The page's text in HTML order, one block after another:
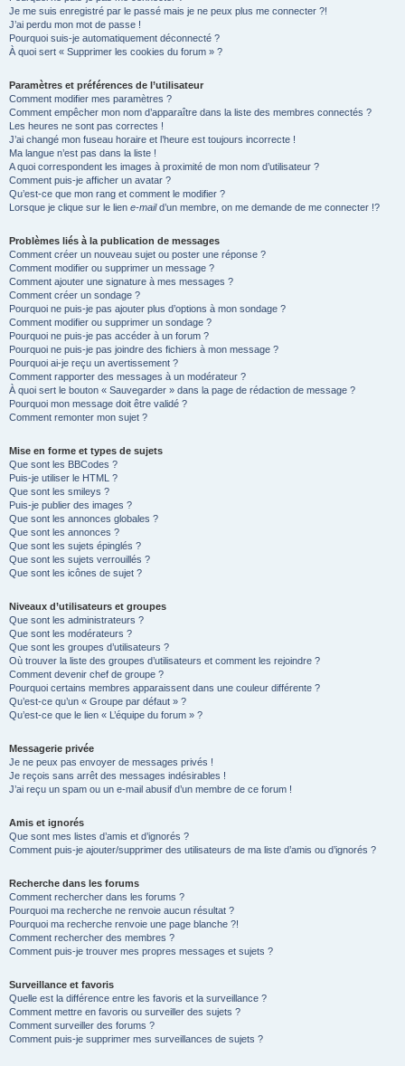
Je me suis enregistré par le passé mais je ne peux plus me connecter ?!
J’ai perdu mon mot de passe !
Pourquoi suis-je automatiquement déconnecté ?
À quoi sert « Supprimer les cookies du forum » ?
Paramètres et préférences de l’utilisateur
Comment modifier mes paramètres ?
Comment empêcher mon nom d’apparaître dans la liste des membres connectés ?
Les heures ne sont pas correctes !
J’ai changé mon fuseau horaire et l’heure est toujours incorrecte !
Ma langue n’est pas dans la liste !
A quoi correspondent les images à proximité de mon nom d’utilisateur ?
Comment puis-je afficher un avatar ?
Qu’est-ce que mon rang et comment le modifier ?
Lorsque je clique sur le lien e-maild’un membre, on me demande de me connecter !?
Problèmes liés à la publication de messages
Comment créer un nouveau sujet ou poster une réponse ?
Comment modifier ou supprimer un message ?
Comment ajouter une signature à mes messages ?
Comment créer un sondage ?
Pourquoi ne puis-je pas ajouter plus d’options à mon sondage ?
Comment modifier ou supprimer un sondage ?
Pourquoi ne puis-je pas accéder à un forum ?
Pourquoi ne puis-je pas joindre des fichiers à mon message ?
Pourquoi ai-je reçu un avertissement ?
Comment rapporter des messages à un modérateur ?
À quoi sert le bouton « Sauvegarder » dans la page de rédaction de message ?
Pourquoi mon message doit être validé ?
Comment remonter mon sujet ?
Mise en forme et types de sujets
Que sont les BBCodes ?
Puis-je utiliser le HTML ?
Que sont les smileys ?
Puis-je publier des images ?
Que sont les annonces globales ?
Que sont les annonces ?
Que sont les sujets épinglés ?
Que sont les sujets verrouillés ?
Que sont les icônes de sujet ?
Niveaux d’utilisateurs et groupes
Que sont les administrateurs ?
Que sont les modérateurs ?
Que sont les groupes d’utilisateurs ?
Où trouver la liste des groupes d’utilisateurs et comment les rejoindre ?
Comment devenir chef de groupe ?
Pourquoi certains membres apparaissent dans une couleur différente ?
Qu’est-ce qu’un « Groupe par défaut » ?
Qu’est-ce que le lien « L’équipe du forum » ?
Messagerie privée
Je ne peux pas envoyer de messages privés !
Je reçois sans arrêt des messages indésirables !
J’ai reçu un spam ou un e-mail abusif d’un membre de ce forum !
Amis et ignorés
Que sont mes listes d’amis et d’ignorés ?
Comment puis-je ajouter/supprimer des utilisateurs de ma liste d’amis ou d’ignorés ?
Recherche dans les forums
Comment rechercher dans les forums ?
Pourquoi ma recherche ne renvoie aucun résultat ?
Pourquoi ma recherche renvoie une page blanche ?!
Comment rechercher des membres ?
Comment puis-je trouver mes propres messages et sujets ?
Surveillance et favoris
Quelle est la différence entre les favoris et la surveillance ?
Comment mettre en favoris ou surveiller des sujets ?
Comment surveiller des forums ?
Comment puis-je supprimer mes surveillances de sujets ?